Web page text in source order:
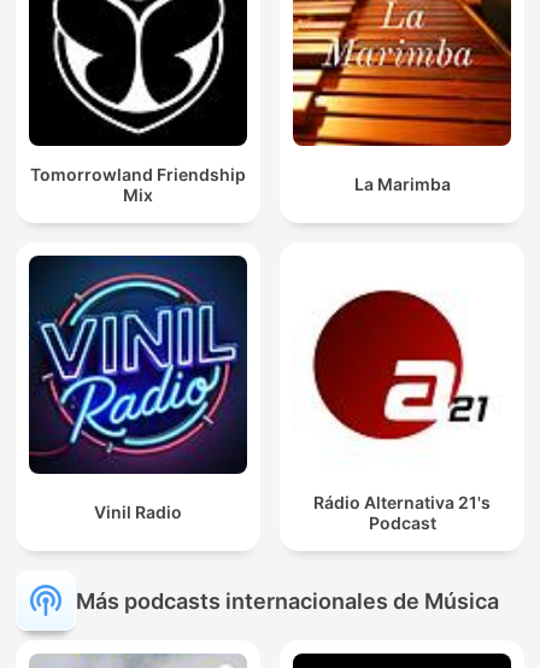
Tomorrowland Friendship
Mix
La Marimba
Vinil Radio
Rádio Alternativa 21's
Podcast
Más podcasts internacionales de Música